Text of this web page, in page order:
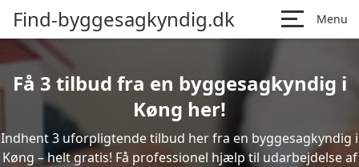
Find-byggesagkyndig.dk Menu
Få 3 tilbud fra en byggesagkyndig i
Køng her!
Indhent 3 uforpligtende tilbud her fra en byggesagkyndig i
Køng – helt gratis! Få professionel hjælp til udarbejdelse af